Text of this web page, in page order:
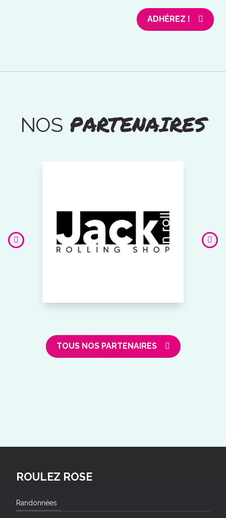
ADHÉREZ !
NOSPARTENAIRES
TOUS NOS PARTENAIRES
ROULEZ ROSE
Randonnées